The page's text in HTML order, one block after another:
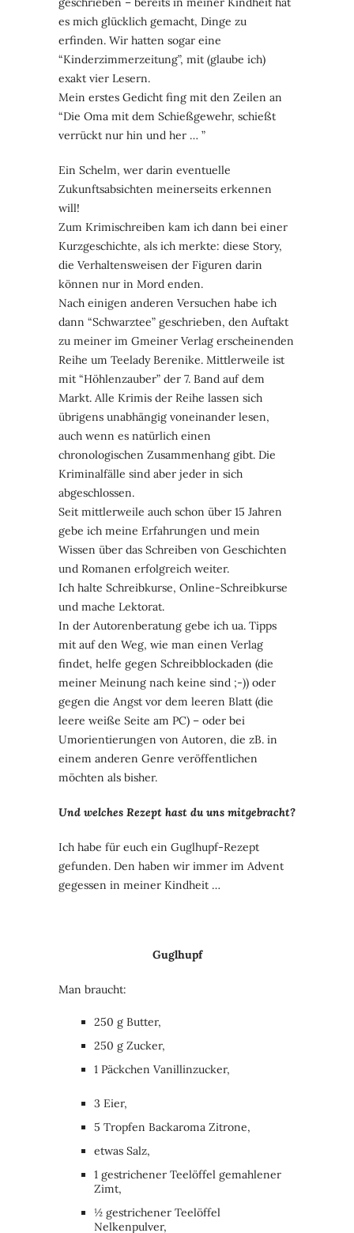
es mich glücklich gemacht, Dinge zu
erfinden. Wir hatten sogar eine
“Kinderzimmerzeitung”, mit (glaube ich)
exakt vier Lesern.
Mein erstes Gedicht fing mit den Zeilen an
“Die Oma mit dem Schießgewehr, schießt
verrückt nur hin und her … ”
Ein Schelm, wer darin eventuelle
Zukunftsabsichten meinerseits erkennen
will!
Zum Krimischreiben kam ich dann bei einer
Kurzgeschichte, als ich merkte: diese Story,
die Verhaltensweisen der Figuren darin
können nur in Mord enden.
Nach einigen anderen Versuchen habe ich
dann “Schwarztee” geschrieben, den Auftakt
zu meiner im Gmeiner Verlag erscheinenden
Reihe um Teelady Berenike. Mittlerweile ist
mit “Höhlenzauber” der 7. Band auf dem
Markt. Alle Krimis der Reihe lassen sich
übrigens unabhängig voneinander lesen,
auch wenn es natürlich einen
chronologischen Zusammenhang gibt. Die
Kriminalfälle sind aber jeder in sich
abgeschlossen.
Seit mittlerweile auch schon über 15 Jahren
gebe ich meine Erfahrungen und mein
Wissen über das Schreiben von Geschichten
und Romanen erfolgreich weiter.
Ich halte Schreibkurse, Online-Schreibkurse
und mache Lektorat.
In der Autorenberatung gebe ich ua. Tipps
mit auf den Weg, wie man einen Verlag
findet, helfe gegen Schreibblockaden (die
meiner Meinung nach keine sind ;-)) oder
gegen die Angst vor dem leeren Blatt (die
leere weiße Seite am PC) – oder bei
Umorientierungen von Autoren, die zB. in
einem anderen Genre veröffentlichen
möchten als bisher.
Und welches Rezept hast du uns mitgebracht?
Ich habe für euch ein Guglhupf-Rezept
gefunden. Den haben wir immer im Advent
gegessen in meiner Kindheit …
Guglhupf
Man braucht:
250 g Butter,
250 g Zucker,
1 Päckchen Vanillinzucker,
3 Eier,
5 Tropfen Backaroma Zitrone,
etwas Salz,
1 gestrichener Teelöffel gemahlener
Zimt,
½ gestrichener Teelöffel
Nelkenpulver,